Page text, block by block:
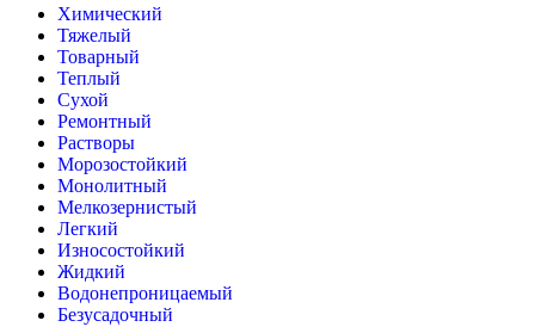
Химический
Тяжелый
Товарный
Теплый
Сухой
Ремонтный
Растворы
Морозостойкий
Монолитный
Мелкозернистый
Легкий
Износостойкий
Жидкий
Водонепроницаемый
Безусадочный